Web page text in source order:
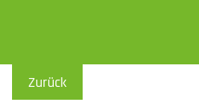
Assistenzsoftware
öffnen.
Zurück